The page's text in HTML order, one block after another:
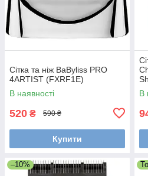
Сітка та ніж BaByliss PRO
4ARTIST (FXRF1E)
В наявності
520 ₴ 590 ₴
Купити
В
–10%